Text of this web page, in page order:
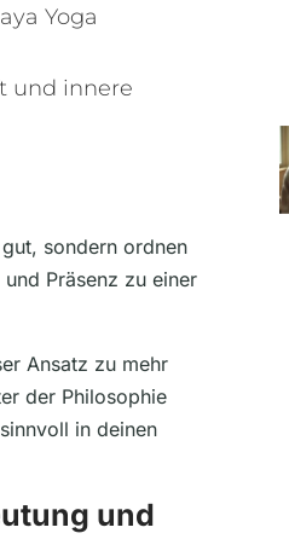
Yoga
und innere
sondern ordnen
Präsenz zu einer
Ansatz zu mehr
der Philosophie
in deinen
und